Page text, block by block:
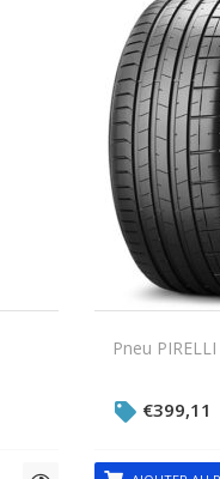
Pneu
€399,11